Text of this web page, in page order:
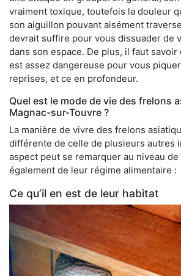
vraiment toxique, toutefois la douleur
son aiguillon pouvant aisément
devrait suffire pour vous dissuader de
dans son espace. De plus, il faut
est assez dangereuse pour vous
reprises, et ce en profondeur.
Quel est le mode de vie des frelons
Magnac-sur-Touvre ?
La manière de vivre des frelons
différente de celle de plusieurs autres
aspect peut se remarquer au niveau
également de leur régime alimentaire :
Ce qu’il en est de leur habitat